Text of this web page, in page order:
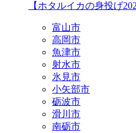
【ホタルイカの身投げ
富山市
高岡市
魚津市
射水市
氷見市
小矢部市
砺波市
滑川市
南砺市